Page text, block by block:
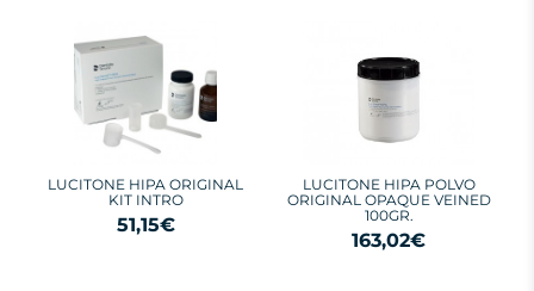
LUCITONE HIPA ORIGINAL
KIT INTRO
51,15€
LUCITONE HIPA POLVO
ORIGINAL OPAQUE VEINED
100GR.
163,02€